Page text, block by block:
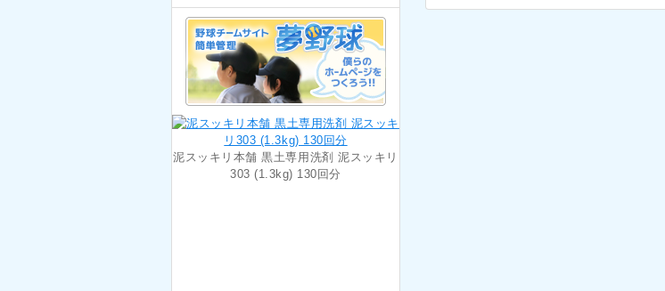
泥スッキリ本舗 黒土専用洗剤 泥スッキリ
303 (1.3kg) 130回分